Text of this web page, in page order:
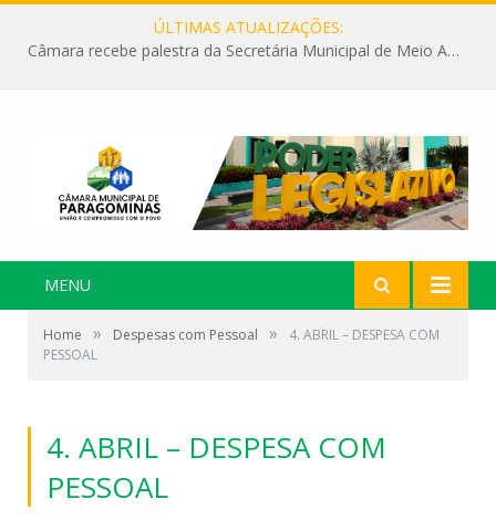
ÚLTIMAS ATUALIZAÇÕES:
Câmara recebe palestra da Secretária Municipal de Meio Ambiente sobre as ações da “SEMANA DO MEIO AMBIENTE”
MENU
Home » Despesas com Pessoal »
4. ABRIL – DESPESA COM
PESSOAL
4. ABRIL – DESPESA COM
PESSOAL